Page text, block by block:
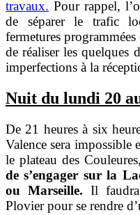
travaux. Pour rappel,
de séparer le trafic
fermetures
de réaliser les quelques
imperfections à la
Nuit du lundi 20
De 21 heures à six
Valence sera impossible
le plateau des
de s’engager sur la
ou Marseille. Il
Plovier pour se rendre